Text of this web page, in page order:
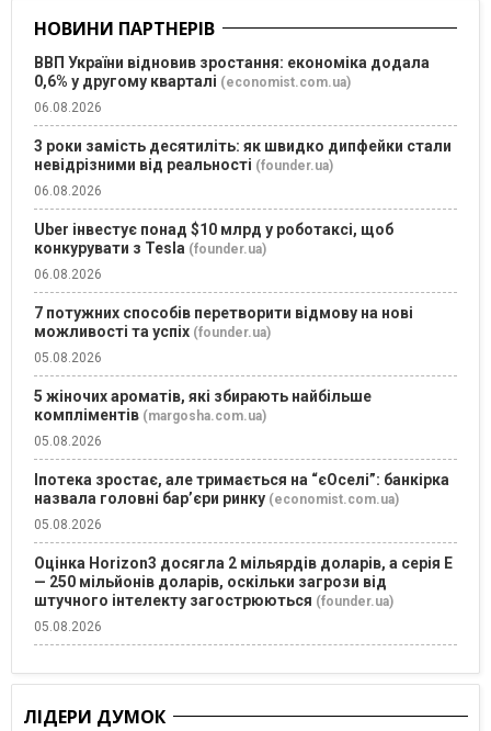
НОВИНИ ПАРТНЕРІВ
ВВП України відновив зростання: економіка додала
0,6% у другому кварталі (economist.com.ua)
06.08.2026
3 роки замість десятиліть: як швидко дипфейки стали
невідрізними від реальності (founder.ua)
06.08.2026
Uber інвестує понад $10 млрд у роботаксі, щоб
конкурувати з Tesla (founder.ua)
06.08.2026
7 потужних способів перетворити відмову на нові
можливості та успіх (founder.ua)
05.08.2026
5 жіночих ароматів, які збирають найбільше
компліментів (margosha.com.ua)
05.08.2026
Іпотека зростає, але тримається на “єОселі”: банкірка
назвала головні бар’єри ринку (economist.com.ua)
05.08.2026
Оцінка Horizon3 досягла 2 мільярдів доларів, а серія E
— 250 мільйонів доларів, оскільки загрози від
штучного інтелекту загострюються (founder.ua)
05.08.2026
ЛІДЕРИ ДУМОК